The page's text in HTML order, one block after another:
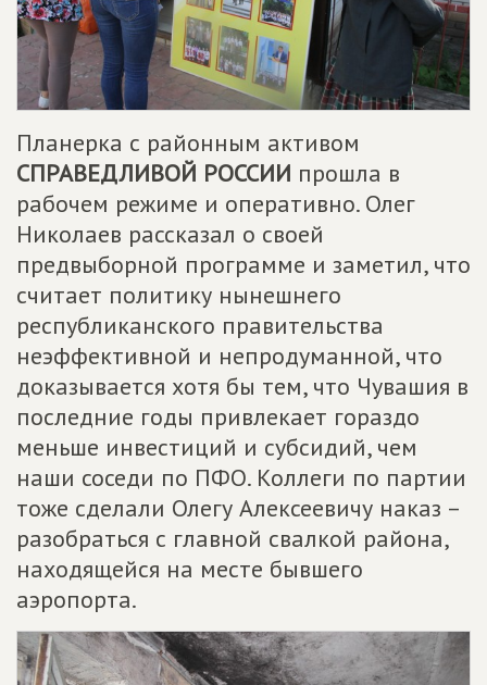
Планерка с районным активом
СПРАВЕДЛИВОЙ РОССИИ прошла в
рабочем режиме и оперативно. Олег
Николаев рассказал о своей
предвыборной программе и заметил, что
считает политику нынешнего
республиканского правительства
неэффективной и непродуманной, что
доказывается хотя бы тем, что Чувашия в
последние годы привлекает гораздо
меньше инвестиций и субсидий, чем
наши соседи по ПФО. Коллеги по партии
тоже сделали Олегу Алексеевичу наказ –
разобраться с главной свалкой района,
находящейся на месте бывшего
аэропорта.